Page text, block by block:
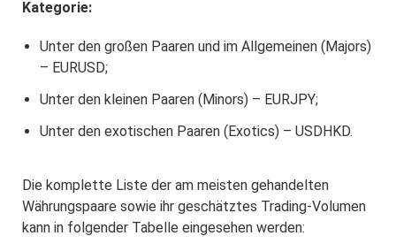
Kategorie:
Unter den großen Paaren und im Allgemeinen (Majors)
– EURUSD;
Unter den kleinen Paaren (Minors) – EURJPY;
Unter den exotischen Paaren (Exotics) – USDHKD.
Die komplette Liste der am meisten gehandelten
Währungspaare sowie ihr geschätztes Trading-Volumen
kann in folgender Tabelle eingesehen werden: